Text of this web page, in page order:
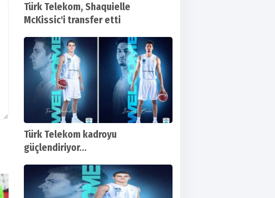
Türk Telekom, Shaquielle
McKissic'i transfer etti
Türk Telekom kadroyu
güçlendiriyor...